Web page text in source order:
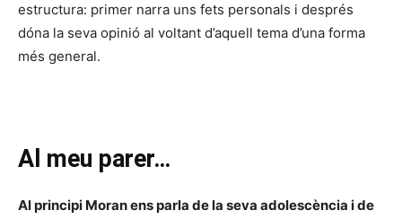
estructura: primer narra uns fets personals i després
dóna la seva opinió al voltant d’aquell tema d’una forma
més general.
Al meu parer…
Al principi Moran ens parla de la seva adolescència i de